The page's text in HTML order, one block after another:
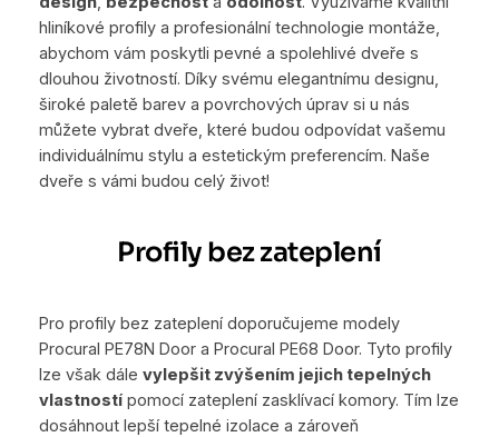
hliníkové profily a profesionální technologie montáže,
abychom vám poskytli pevné a spolehlivé dveře s
dlouhou životností. Díky svému elegantnímu designu,
široké paletě barev a povrchových úprav si u nás
můžete vybrat dveře, které budou odpovídat vašemu
individuálnímu stylu a estetickým preferencím. Naše
dveře s vámi budou celý život!
Profily bez zateplení
Pro profily bez zateplení doporučujeme modely
Procural PE78N Door a Procural PE68 Door. Tyto profily
lze však dále vylepšit zvýšením jejich tepelných
vlastnostípomocí zateplení zasklívací komory. Tím lze
dosáhnout lepší tepelné izolace a zároveň